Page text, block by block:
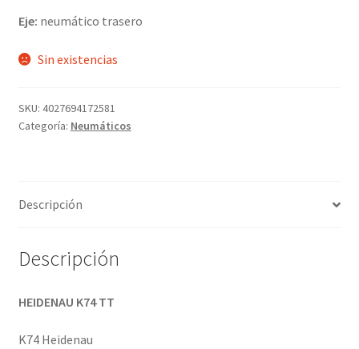
Eje: neumático trasero
Sin existencias
SKU: 4027694172581
Categoría: Neumáticos
Descripción
Descripción
HEIDENAU K74 TT
K74 Heidenau